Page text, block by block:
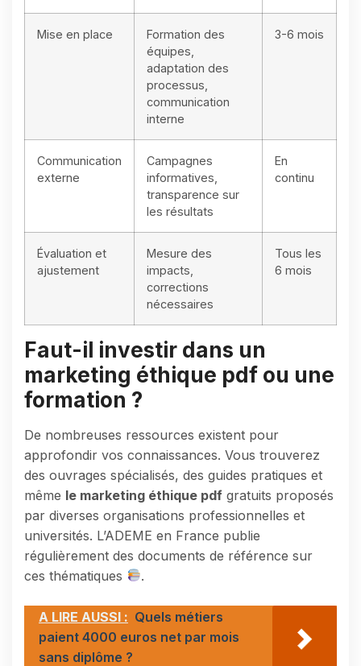
Mise en place
Formation des
équipes,
adaptation des
processus,
communication
interne
3-6 mois
Communication
externe
Campagnes
informatives,
transparence sur
les résultats
En
continu
Évaluation et
ajustement
Mesure des
impacts,
corrections
nécessaires
Tous les
6 mois
Faut-il investir dans un
marketing éthique pdf ou une
formation ?
De nombreuses ressources existent pour
approfondir vos connaissances. Vous trouverez
des ouvrages spécialisés, des guides pratiques et
même le marketing éthique pdf gratuits proposés
par diverses organisations professionnelles et
universités. L’ADEME en France publie
régulièrement des documents de référence sur
ces thématiques
.
A LIRE AUSSI : Quels métiers
paient 4000 euros net par mois
sans diplôme ?